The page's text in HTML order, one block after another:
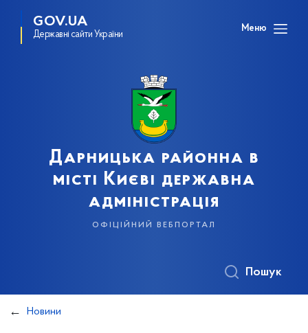
GOV.UA
Державні сайти України
Меню
Дарницька районна в
місті Києві державна
адміністрація
офіційний вебпортал
Пошук
Новини